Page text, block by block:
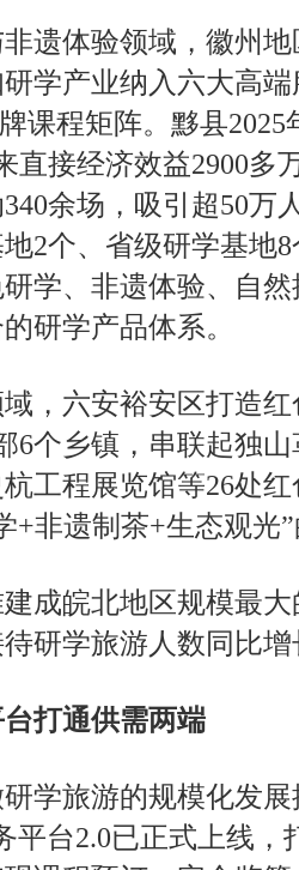
体验领域，徽州地
学产业纳入六大高
课程矩阵。黟县
直接经济效益2900多
余场，吸引超50万
2个、省级研学基地
学、非遗体验、自
研学产品体系。
六安裕安区打造红
6个乡镇，串联起独
工程展览馆等26处
+非遗制茶+生态观光
皖北地区规模最大
研学旅游人数同比增
打通供需两端
旅游的规模化发展
平台2.0已正式上线，